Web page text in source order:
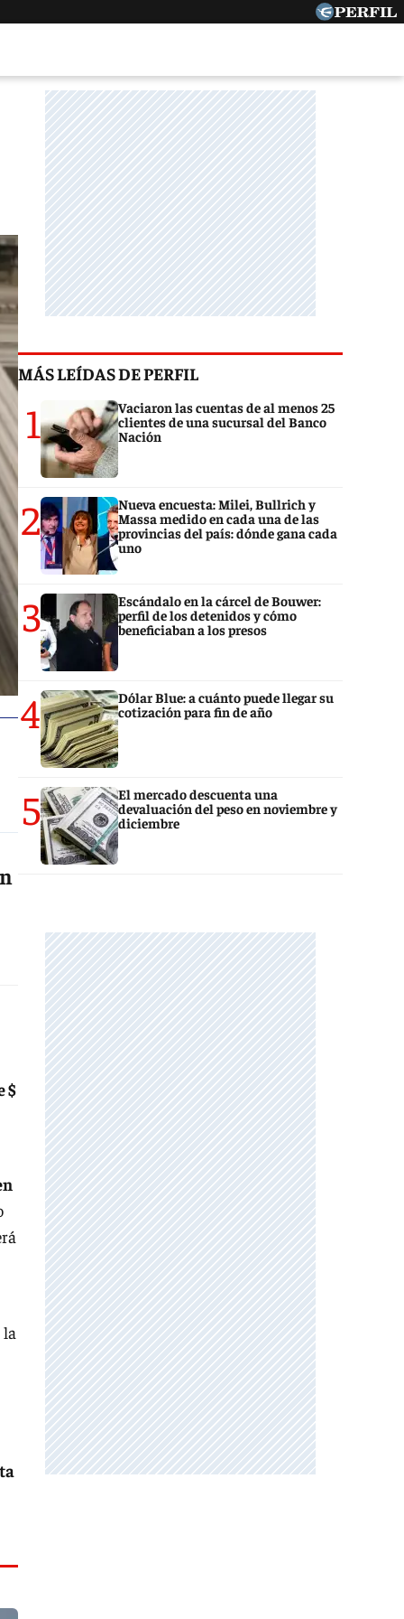
$
MÁS LEÍDAS DE PERFIL
1
Vaciaron las cuentas de al menos 25
clientes de una sucursal del Banco
Nación
2
Nueva encuesta: Milei, Bullrich y
Massa medido en cada una de las
provincias del país: dónde gana cada
uno
3
Escándalo en la cárcel de Bouwer:
perfil de los detenidos y cómo
beneficiaban a los presos
4
Dólar Blue: a cuánto puede llegar su
cotización para fin de año
5
El mercado descuenta una
devaluación del peso en noviembre y
diciembre